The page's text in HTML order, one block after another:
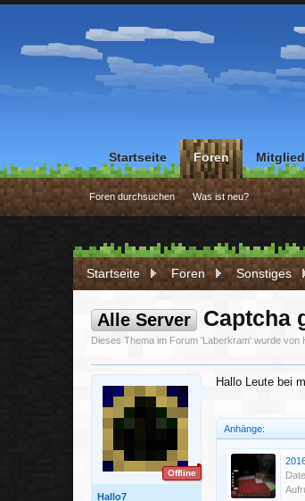
Startseite Foren Sonstiges
Alle Server Captcha
Dieses Thema im Forum 'Laberkram' wurde von
Offline
Hallo7
Hallo Leute bei
Anhänge:
Startseite Foren
Foren durchsuchen Was ist neu?